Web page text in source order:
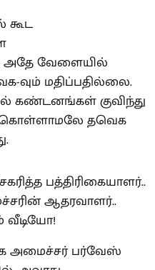
கூட
அதே வேளையில்
வும் மதிப்பதில்லை.
கண்டனங்கள் குவிந்து
தவெக
அமைச்சர் பர்வேஸ்